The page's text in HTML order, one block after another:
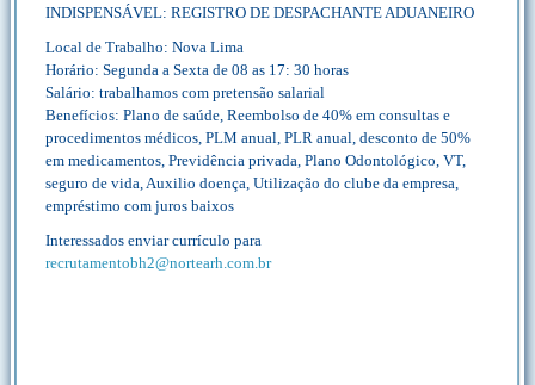
INDISPENSÁVEL: REGISTRO DE DESPACHANTE ADUANEIRO
Local de Trabalho: Nova Lima
Horário: Segunda a Sexta de 08 as 17: 30 horas
Salário: trabalhamos com pretensão salarial
Benefícios: Plano de saúde, Reembolso de 40% em consultas e
procedimentos médicos, PLM anual, PLR anual, desconto de 50%
em medicamentos, Previdência privada, Plano Odontológico, VT,
seguro de vida, Auxilio doença, Utilização do clube da empresa,
empréstimo com juros baixos
Interessados enviar currículo para
recrutamentobh2@nortearh.com.br